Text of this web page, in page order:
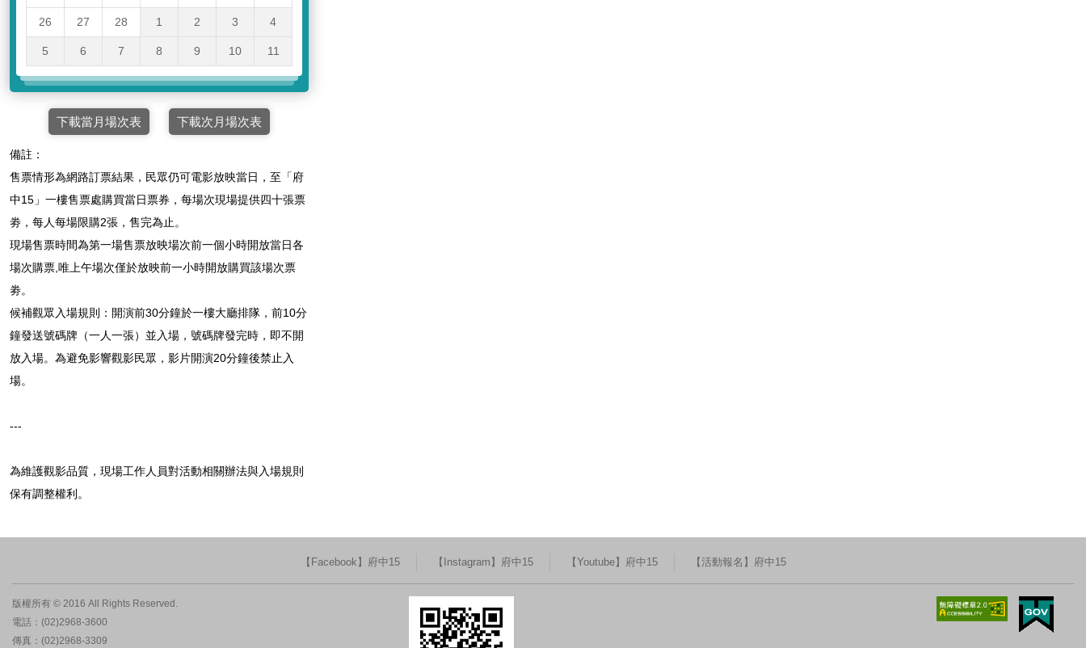
26 27 28 1 2 3 4
5 6 7 8 9 10 11
下載當月場次表 下載次月場次表
備註：
售票情形為網路訂票結果，民眾仍可電影放映當日，至「府
中15」一樓售票處購買當日票券，每場次現場提供四十張票
劵，每人每場限購2張，售完為止。
現場售票時間為第一場售票放映場次前一個小時開放當日各
場次購票,唯上午場次僅於放映前一小時開放購買該場次票
劵。
候補觀眾入場規則：開演前30分鐘於一樓大廳排隊，前10分
鐘發送號碼牌（一人一張）並入場，號碼牌發完時，即不開
放入場。為避免影響觀影民眾，影片開演20分鐘後禁止入
場。
---
為維護觀影品質，現場工作人員對活動相關辦法與入場規則
保有調整權利。
【Facebook】府中15 【Instagram】府中15 【Youtube】府中15 【活動報名】府中15
版權所有 © 2016 All Rights Reserved.
電話：(02)2968-3600
傳真：(02)2968-3309